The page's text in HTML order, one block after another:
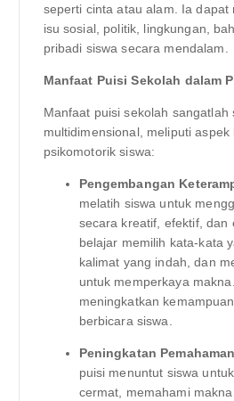
seperti cinta atau alam. Ia dapat
isu sosial, politik, lingkungan,
pribadi siswa secara mendalam.
Manfaat Puisi Sekolah dalam
Manfaat puisi sekolah sangatlah
multidimensional, meliputi
psikomotorik siswa:
Pengembangan
melatih siswa untuk
secara kreatif, efektif, dan
belajar memilih kata-kata
kalimat yang indah, dan
untuk memperkaya
meningkatkan
berbicara siswa.
Peningkatan
puisi menuntut siswa
cermat, memahami